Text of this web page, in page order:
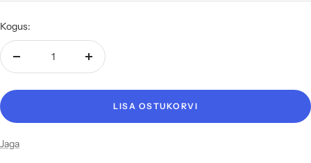
Kogus:
Vähenda
Suurenda
LISA OSTUKORVI
Jaga